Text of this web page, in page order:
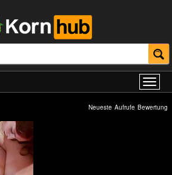
Neueste Aufrufe Bewertung